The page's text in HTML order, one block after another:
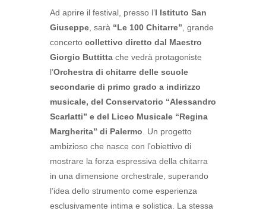
Ad aprire il festival, presso l’I Istituto San
Giuseppe , sarà “Le 100 Chitarre” , grande
concerto collettivo diretto dal Maestro
Giorgio Buttitta che vedrà protagoniste
l’Orchestra di chitarre delle scuole
secondarie di primo grado a indirizzo
musicale, del Conservatorio “Alessandro
Scarlatti” e del Liceo Musicale “Regina
Margherita” di Palermo . Un progetto
ambizioso che nasce con l’obiettivo di
mostrare la forza espressiva della chitarra
in una dimensione orchestrale, superando
l’idea dello strumento come esperienza
esclusivamente intima e solistica. La stessa